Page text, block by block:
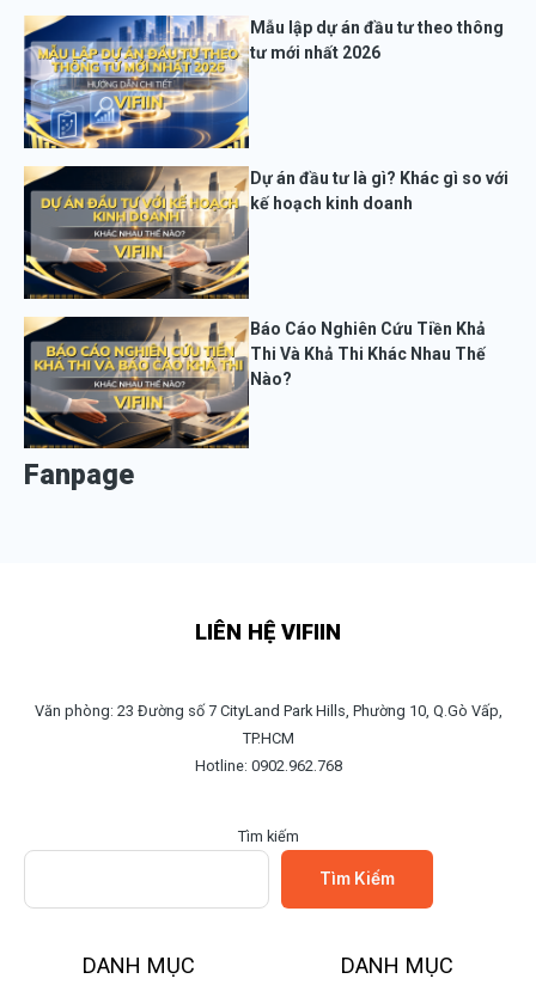
Mẫu lập dự án đầu tư theo thông
tư mới nhất 2026
Dự án đầu tư là gì? Khác gì so với
kế hoạch kinh doanh
Báo Cáo Nghiên Cứu Tiền Khả
Thi Và Khả Thi Khác Nhau Thế
Nào?
Fanpage
LIÊN HỆ VIFIIN
Văn phòng: 23 Đường số 7 CityLand Park Hills, Phường 10, Q.Gò Vấp,
TP.HCM
Hotline: 0902.962.768
Tìm kiếm
Tìm Kiếm
DANH MỤC DANH MỤC